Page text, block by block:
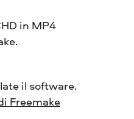
in MP4
il software.
Freemake